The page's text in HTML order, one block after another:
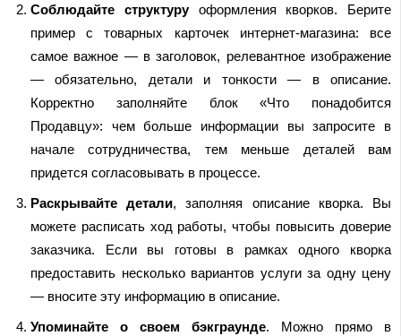
Соблюдайте структуруоформления кворков. Берите
пример с товарных карточек интернет-магазина: все
самое важное — в заголовок, релевантное изображение
— обязательно, детали и тонкости — в описание.
Корректно заполняйте блок «Что понадобится
Продавцу»: чем больше информации вы запросите в
начале сотрудничества, тем меньше деталей вам
придется согласовывать в процессе.
Раскрывайте детали, заполняя описание кворка. Вы
можете расписать ход работы, чтобы повысить доверие
заказчика. Если вы готовы в рамках одного кворка
предоставить несколько вариантов услуги за одну цену
— вносите эту информацию в описание.
Упоминайте о своем бэкграунде. Можно прямо в